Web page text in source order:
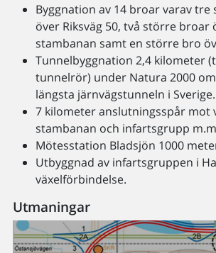
Byggnation av 14 broar varav
över Riksväg 50, två större broar
stambanan samt en större bro
Tunnelbyggnation 2,4 kilometer
tunnelrör) under Natura 2000
längsta järnvägstunneln i Sverige.
7 kilometer anslutningsspår mot
stambanan och infartsgrupp
Mötesstation Bladsjön 1000
Utbyggnad av infartsgruppen i
växelförbindelse.
Utmaningar